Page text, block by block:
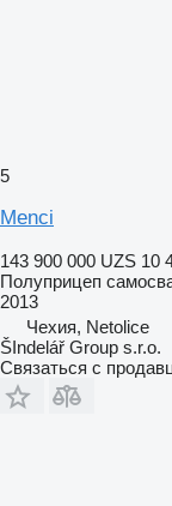
5
Menci
143 900 000 UZS 10
Полуприцеп
2013
Чехия, Netolice
ŠIndelář Group s.r.o.
Связаться с